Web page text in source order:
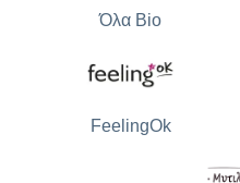
Όλα Bio
FeelingOk